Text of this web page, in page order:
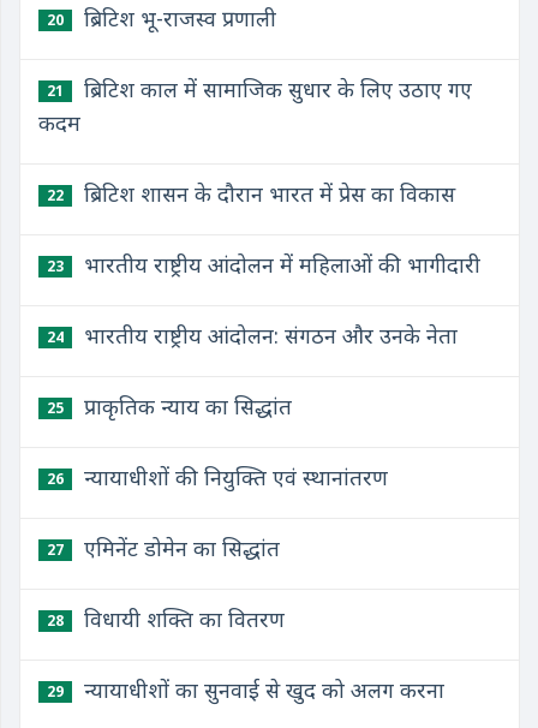
20 ब्रिटिश भू-राजस्व प्रणाली
21
ब्रिटिश काल में सामाजिक सुधार के लिए उठाए गए
कदम
22 ब्रिटिश शासन के दौरान भारत में प्रेस का विकास
23 भारतीय राष्ट्रीय आंदोलन में महिलाओं की भागीदारी
24 भारतीय राष्ट्रीय आंदोलन: संगठन और उनके नेता
25 प्राकृतिक न्याय का सिद्धांत
26 न्यायाधीशों की नियुक्ति एवं स्थानांतरण
27 एमिनेंट डोमेन का सिद्धांत
28 विधायी शक्ति का वितरण
29 न्यायाधीशों का सुनवाई से खुद को अलग करना